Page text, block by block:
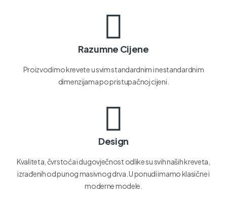
Razumne Cijene
Proizvodimo krevete u svim standardnim i nestandardnim
dimenzijama po pristupačnoj cijeni.
Design
Kvaliteta, čvrstoća i dugovječnost odlike su svih naših kreveta,
izrađenih od punog masivnog drva. U ponudi imamo klasične i
moderne modele.